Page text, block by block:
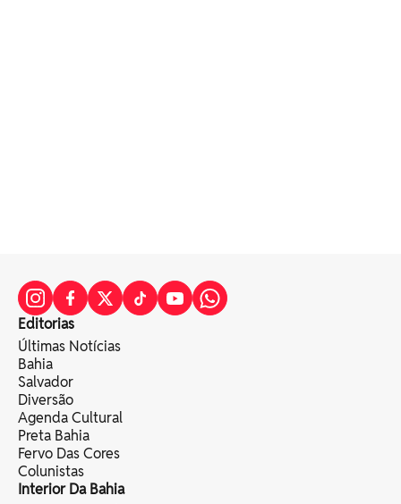
Editorias
Últimas Notícias
Bahia
Salvador
Diversão
Agenda Cultural
Preta Bahia
Fervo Das Cores
Colunistas
Interior Da Bahia